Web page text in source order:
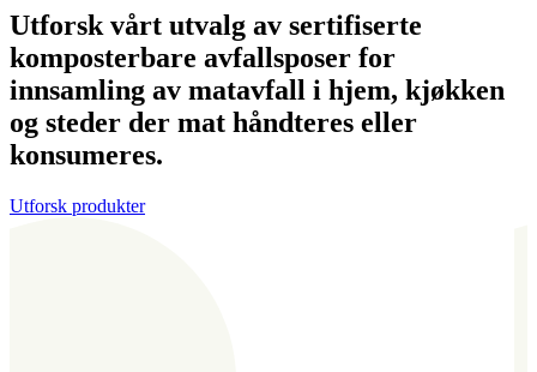
Utforsk vårt utvalg av sertifiserte
komposterbare avfallsposer for
innsamling av matavfall i hjem, kjøkken
og steder der mat håndteres eller
konsumeres.
Utforsk produkter